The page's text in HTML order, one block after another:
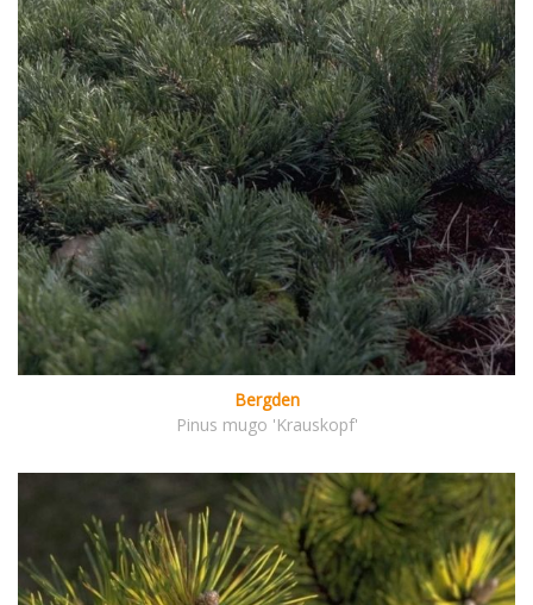
Bergden
Pinus mugo 'Krauskopf'